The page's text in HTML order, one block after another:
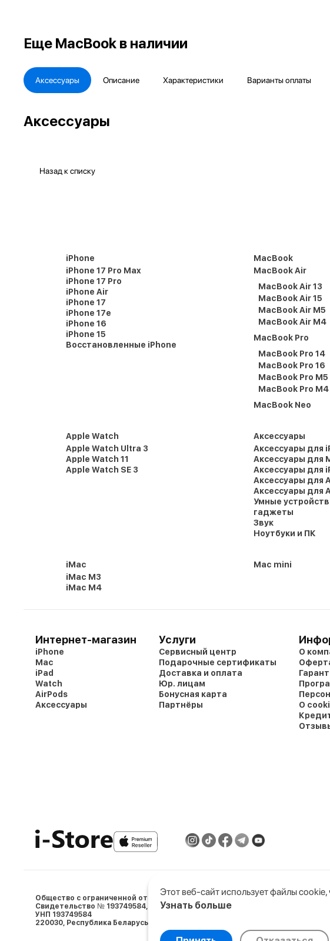
Еще MacBook в наличии
Аксессуары Описание Характеристики Варианты оплаты
Аксессуары
Назад к списку
iPhone
iPhone 17 Pro Max
iPhone 17 Pro
iPhone Air
iPhone 17
iPhone 17e
iPhone 16
iPhone 15
Восстановленные iPhone
MacBook
MacBook Air
MacBook Air 13
MacBook Air 15
MacBook Air M5
MacBook Air M4
MacBook Pro
MacBook Pro 14
MacBook Pro 16
MacBook Pro M5
MacBook Pro M4
MacBook Neo
Apple Watch
Apple Watch Ultra 3
Apple Watch 11
Apple Watch SE 3
Аксессуары
Аксессуары для
Аксессуары для
Аксессуары для
Аксессуары для
Аксессуары для
Умные
гаджеты
Звук
Ноутбуки и ПК
iMac
iMac M3
iMac M4
Mac mini
Интернет-магазин
iPhone
Mac
iPad
Watch
AirPods
Аксессуары
Услуги
Сервисный центр
Подарочные сертификаты
Доставка и оплата
Юр. лицам
Бонусная карта
Партнёры
О
О
Общество с ограниченной ответственностью «АйСтор Плюс»
Свидетельство № 193749584, выдано 05.03.2024 Минским горисполкомом
УНП 193749584
220030, Республика Беларусь, г. Минcк, ул. Ленина, д.5, пом. 3Н, комн. 1
Этот веб-сайт использует файлы
Узнать больше
Аналитические/